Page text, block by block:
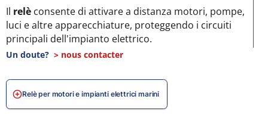
Il relè consente di attivare a distanza motori, pompe,
luci e altre apparecchiature, proteggendo i circuiti
principali dell'impianto elettrico.
I nostri relè sono impermeabili e resistenti a umidità,
corrosione e vibrazioni, garantendo affidabilità e
Un doute? > nous contacter
Relè per motori e impianti elettrici marini